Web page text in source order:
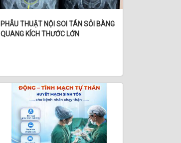
PHẪU THUẬT NỘI SOI TÁN SỎI BÀNG
QUANG KÍCH THƯỚC LỚN